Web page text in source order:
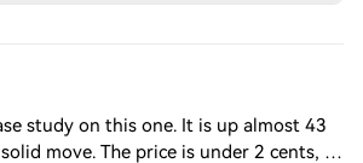
study on this one. It is up almost 43
move. The price is under 2 cents, so